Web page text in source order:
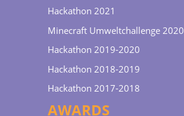
Hackathon 2021
Minecraft Umweltchallenge 2020
Hackathon 2019-2020
Hackathon 2018-2019
Hackathon 2017-2018
AWARDS